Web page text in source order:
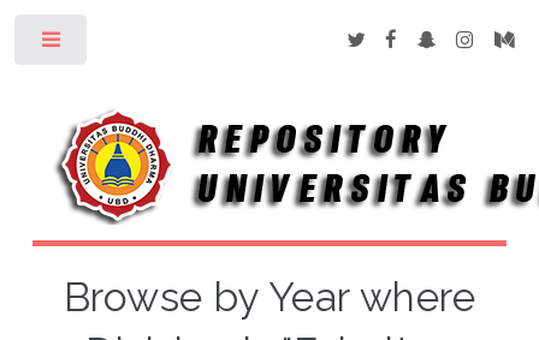
Browse by Year where